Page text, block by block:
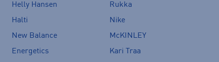
Helly Hansen
Rukka
Halti
Nike
New Balance
McKINLEY
Energetics
Kari Traa